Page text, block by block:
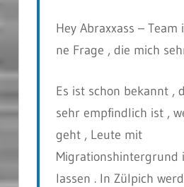
Hey Abraxxass –
ne Frage , die mich
Es ist schon bekannt ,
sehr empfindlich ist ,
geht , Leute mit
Migrationshintergrund
lassen . In Zülpich